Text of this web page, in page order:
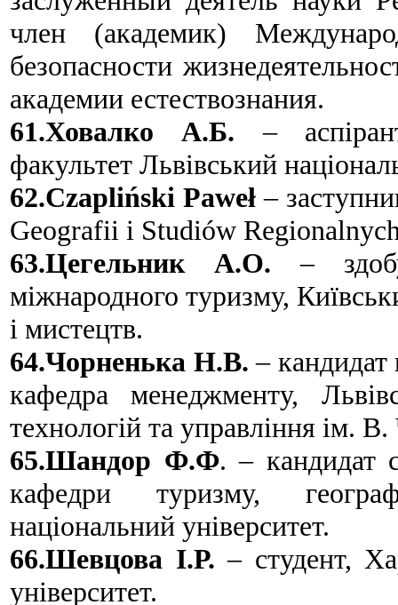
член (академик)
безопасности
академии естествознания.
61.Ховалко А.Б. –
факультет Львівський
62.Czapliński Paweł –
Geografii i Studiów
63.Цегельник А.О. –
міжнародного туризму,
і мистецтв.
64.Чорненька Н.В. – кандидат
кафедра менеджменту,
технологій та управління ім.
65.Шандор Ф.Ф. – кандидат
кафедри туризму,
національний університет.
66.Шевцова І.Р. – студент,
університет.